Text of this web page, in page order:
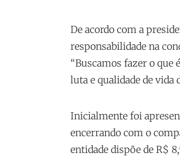
De acordo com a
responsabilidade na
“Buscamos fazer o
luta e qualidade de vida
Inicialmente foi
encerrando com o
entidade dispõe de R$